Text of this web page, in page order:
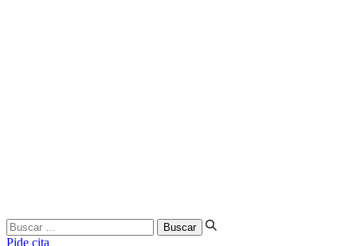
Buscar
…
Pide cita